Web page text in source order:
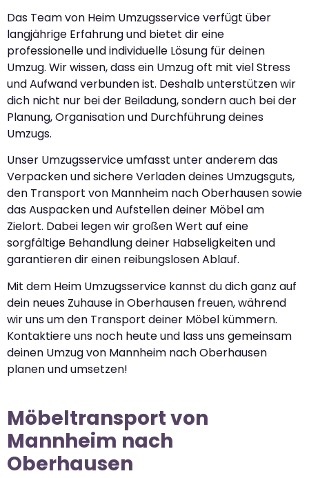
Das Team von Heim Umzugsservice verfügt über
langjährige Erfahrung und bietet dir eine
professionelle und individuelle Lösung für deinen
Umzug. Wir wissen, dass ein Umzug oft mit viel Stress
und Aufwand verbunden ist. Deshalb unterstützen wir
dich nicht nur bei der Beiladung, sondern auch bei der
Planung, Organisation und Durchführung deines
Umzugs.
Unser Umzugsservice umfasst unter anderem das
Verpacken und sichere Verladen deines Umzugsguts,
den Transport von Mannheim nach Oberhausen sowie
das Auspacken und Aufstellen deiner Möbel am
Zielort. Dabei legen wir großen Wert auf eine
sorgfältige Behandlung deiner Habseligkeiten und
garantieren dir einen reibungslosen Ablauf.
Mit dem Heim Umzugsservice kannst du dich ganz auf
dein neues Zuhause in Oberhausen freuen, während
wir uns um den Transport deiner Möbel kümmern.
Kontaktiere uns noch heute und lass uns gemeinsam
deinen Umzug von Mannheim nach Oberhausen
planen und umsetzen!
Möbeltransport von
Mannheim nach
Oberhausen